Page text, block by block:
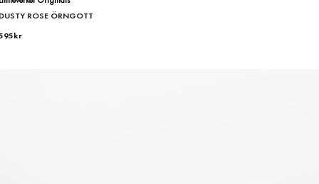
ROSE ÖRNGOTT
kr